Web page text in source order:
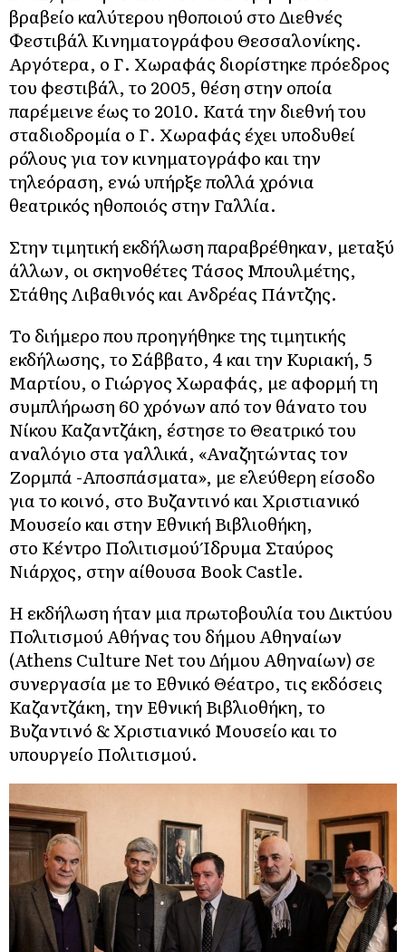
βραβείο καλύτερου ηθοποιού στο Διεθνές
Φεστιβάλ Κινηματογράφου Θεσσαλονίκης.
Αργότερα, ο Γ. Χωραφάς διορίστηκε πρόεδρος
του φεστιβάλ, το 2005, θέση στην οποία
παρέμεινε έως το 2010. Κατά την διεθνή του
σταδιοδρομία ο Γ. Χωραφάς έχει υποδυθεί
ρόλους για τον κινηματογράφο και την
τηλεόραση, ενώ υπήρξε πολλά χρόνια
θεατρικός ηθοποιός στην Γαλλία.
Στην τιμητική εκδήλωση παραβρέθηκαν, μεταξύ
άλλων, οι σκηνοθέτες Τάσος Μπουλμέτης,
Στάθης Λιβαθινός και Ανδρέας Πάντζης.
Το διήμερο που προηγήθηκε της τιμητικής
εκδήλωσης, το Σάββατο, 4 και την Κυριακή, 5
Μαρτίου, ο Γιώργος Χωραφάς, με αφορμή τη
συμπλήρωση 60 χρόνων από τον θάνατο του
Νίκου Καζαντζάκη, έστησε το Θεατρικό του
αναλόγιο στα γαλλικά, «Αναζητώντας τον
Ζορμπά -Αποσπάσματα», με ελεύθερη είσοδο
για το κοινό, στο Βυζαντινό και Χριστιανικό
Μουσείο και στην Εθνική Βιβλιοθήκη,
στο Κέντρο Πολιτισμού Ίδρυμα Σταύρος
Νιάρχος, στην αίθουσα Book Castle.
Η εκδήλωση ήταν μια πρωτοβουλία του Δικτύου
Πολιτισμού Αθήνας του δήμου Αθηναίων
(Athens Culture Net του Δήμου Αθηναίων) σε
συνεργασία με το Εθνικό Θέατρο, τις εκδόσεις
Καζαντζάκη, την Εθνική Βιβλιοθήκη, το
Βυζαντινό & Χριστιανικό Μουσείο και το
υπουργείο Πολιτισμού.